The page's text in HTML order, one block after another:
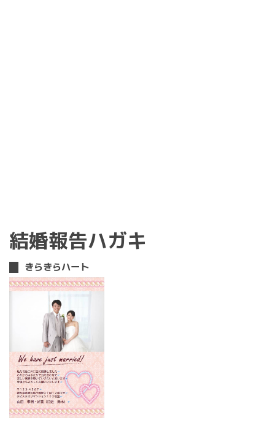
結婚報告ハガキ
きらきらハート